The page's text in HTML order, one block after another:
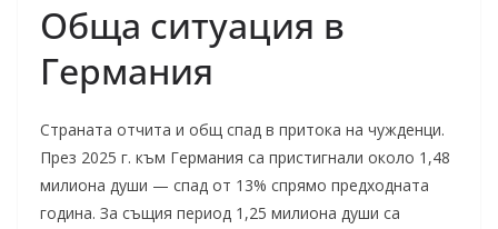
Обща ситуация в
Германия
Страната отчита и общ спад в притока на чужденци.
През 2025 г. към Германия са пристигнали около 1,48
милиона души — спад от 13% спрямо предходната
година. За същия период 1,25 милиона души са